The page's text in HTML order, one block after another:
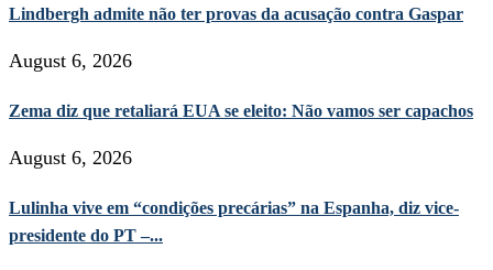
Lindbergh admite não ter provas da acusação contra Gaspar
August 6, 2026
Zema diz que retaliará EUA se eleito: Não vamos ser capachos
August 6, 2026
Lulinha vive em “condições precárias” na Espanha, diz vice-
presidente do PT –...